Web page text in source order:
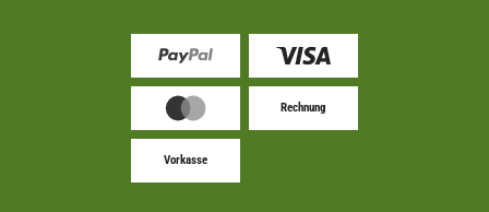
Rechnung
Vorkasse